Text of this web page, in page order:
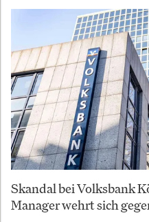
Skandal bei Volksbank
Manager wehrt sich